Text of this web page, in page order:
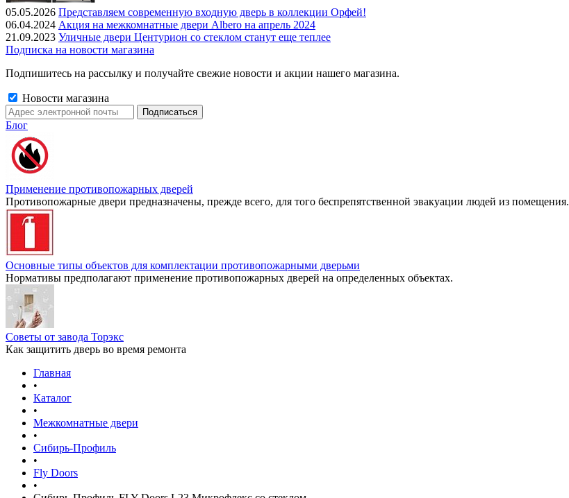
05.05.2026 Представляем современную входную дверь в коллекции Орфей!
06.04.2024 Акция на межкомнатные двери Albero на апрель 2024
21.09.2023 Уличные двери Центурион со стеклом станут еще теплее
Подписка на новости магазина
Подпишитесь на рассылку и получайте свежие новости и акции нашего магазина.
Новости магазина
Блог
Применение противопожарных дверей
Противопожарные двери предназначены, прежде всего, для того беспрепятственной эвакуации людей из помещения.
Основные типы объектов для комплектации противопожарными дверьми
Нормативы предполагают применение противопожарных дверей на определенных объектах.
Советы от завода Торэкс
Как защитить дверь во время ремонта
Главная
•
Каталог
•
Межкомнатные двери
•
Сибирь-Профиль
•
Fly Doors
•